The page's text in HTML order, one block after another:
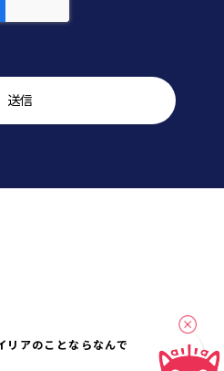
リアのことならなんで
閉
じ